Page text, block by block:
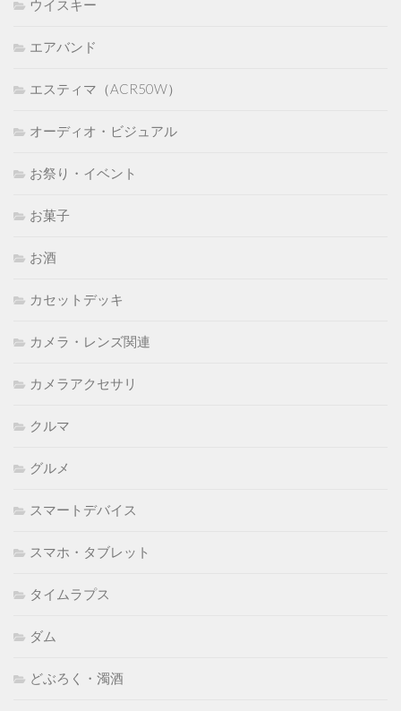
ウイスキー
エアバンド
エスティマ（ACR50W）
オーディオ・ビジュアル
お祭り・イベント
お菓子
お酒
カセットデッキ
カメラ・レンズ関連
カメラアクセサリ
クルマ
グルメ
スマートデバイス
スマホ・タブレット
タイムラプス
ダム
どぶろく・濁酒